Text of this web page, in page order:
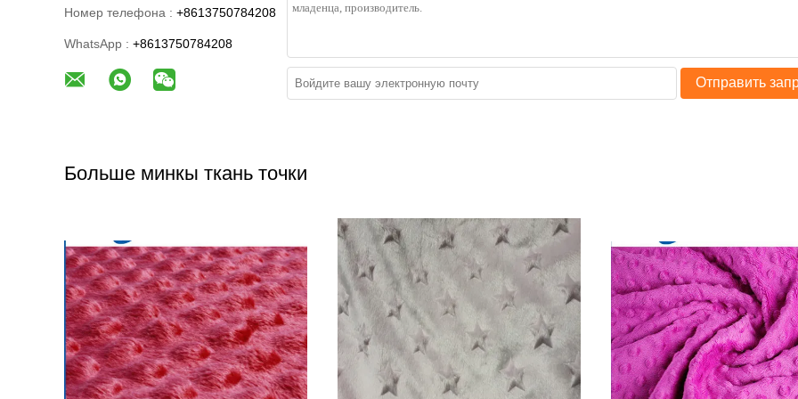
Номер телефона : +8613750784208
WhatsApp : +8613750784208
Отправить
Больше минкы ткань точки